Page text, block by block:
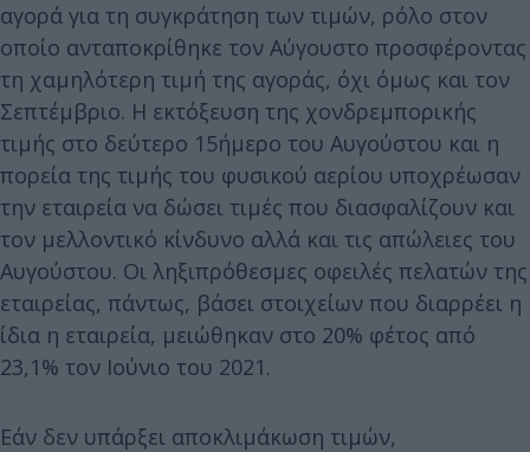
αγορά για τη συγκράτηση των τιμών, ρόλο στον
οποίο ανταποκρίθηκε τον Αύγουστο προσφέροντας
τη χαμηλότερη τιμή της αγοράς, όχι όμως και τον
Σεπτέμβριο. Η εκτόξευση της χονδρεμπορικής
τιμής στο δεύτερο 15ήμερο του Αυγούστου και η
πορεία της τιμής του φυσικού αερίου υποχρέωσαν
την εταιρεία να δώσει τιμές που διασφαλίζουν και
τον μελλοντικό κίνδυνο αλλά και τις απώλειες του
Αυγούστου. Οι ληξιπρόθεσμες οφειλές πελατών της
εταιρείας, πάντως, βάσει στοιχείων που διαρρέει η
ίδια η εταιρεία, μειώθηκαν στο 20% φέτος από
23,1% τον Ιούνιο του 2021.
Εάν δεν υπάρξει αποκλιμάκωση τιμών,